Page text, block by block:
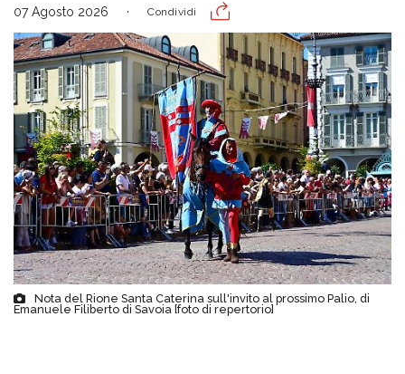
07 Agosto 2026 Condividi
Nota del Rione Santa Caterina sull'invito al prossimo Palio, di
Emanuele Filiberto di Savoia [foto di repertorio]